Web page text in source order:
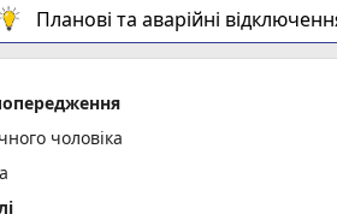
Планові та аварійні
чоловіка